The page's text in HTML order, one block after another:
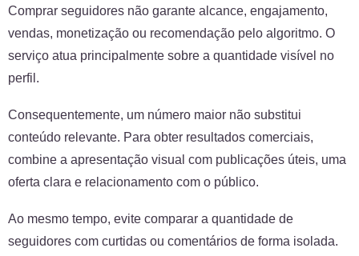
Comprar seguidores não garante alcance, engajamento,
vendas, monetização ou recomendação pelo algoritmo. O
serviço atua principalmente sobre a quantidade visível no
perfil.
Consequentemente, um número maior não substitui
conteúdo relevante. Para obter resultados comerciais,
combine a apresentação visual com publicações úteis, uma
oferta clara e relacionamento com o público.
Ao mesmo tempo, evite comparar a quantidade de
seguidores com curtidas ou comentários de forma isolada.